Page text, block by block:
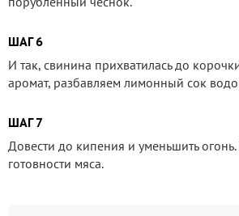
ШАГ 6
И так, свинина прихватилась до
аромат, разбавляем лимонный сок
ШАГ 7
Довести до кипения и уменьшить
готовности мяса.